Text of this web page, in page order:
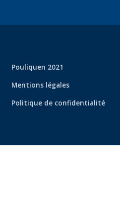
Pouliquen 2021
Mentions légales
Politique de confidentialité